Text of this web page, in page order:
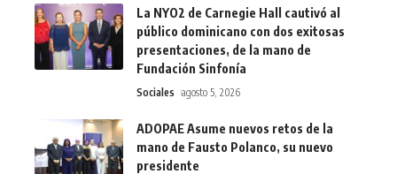
La NYO2 de Carnegie Hall cautivó al
público dominicano con dos exitosas
presentaciones, de la mano de
Fundación Sinfonía
Sociales agosto 5, 2026
ADOPAE Asume nuevos retos de la
mano de Fausto Polanco, su nuevo
presidente